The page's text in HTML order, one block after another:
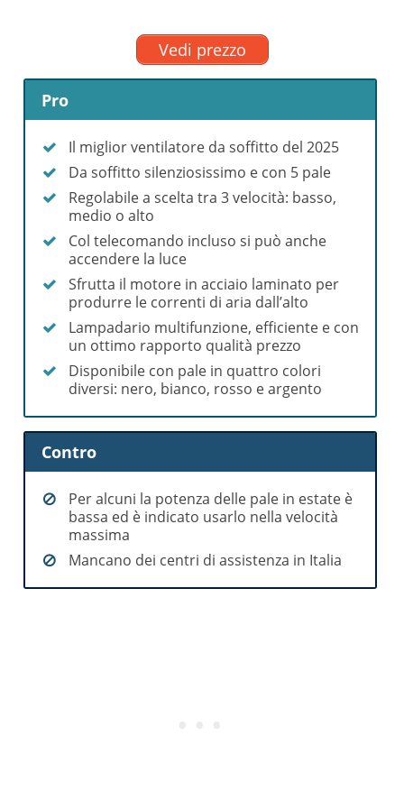
Vedi prezzo
Pro
Il miglior ventilatore da soffitto del 2025
Da soffitto silenziosissimo e con 5 pale
Regolabile a scelta tra 3 velocità: basso,
medio o alto
Col telecomando incluso si può anche
accendere la luce
Sfrutta il motore in acciaio laminato per
produrre le correnti di aria dall’alto
Lampadario multifunzione, efficiente e con
un ottimo rapporto qualità prezzo
Disponibile con pale in quattro colori
diversi: nero, bianco, rosso e argento
Contro
Per alcuni la potenza delle pale in estate è
bassa ed è indicato usarlo nella velocità
massima
Mancano dei centri di assistenza in Italia